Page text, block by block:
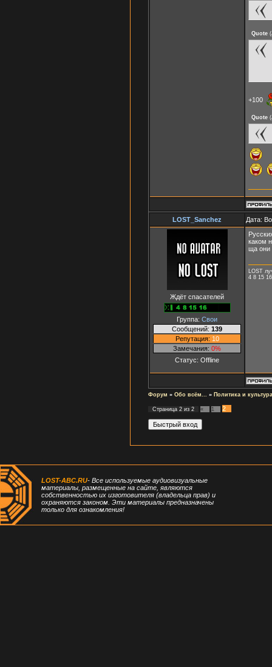
Quote (
+100
Quote (
LOST_Sanchez Дата:
Ждёт спасателей
Группа: Свои
Сообщений: 139
Репутация: 10
Замечания: 0%
Статус: Offline
каком
ща они
LOST
4 8 15
Форум » Обо всём... » Политика и культура
Страница 2 из 2 « 1 2
LOST-ABC.RU- Все используемые аудиовизуальные
материалы, размещенные на сайте, являются
собственностью их изготовителя (владельца прав) и
охраняются законом. Эти материалы предназначены
только для ознакомления!